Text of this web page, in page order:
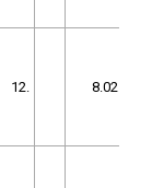
12. 8.02